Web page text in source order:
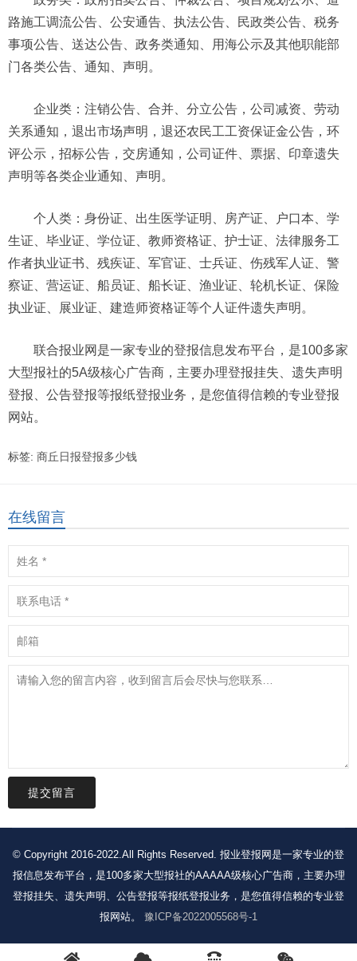
路施工调流公告、公安通告、执法公告、民政类公告、税务
事项公告、送达公告、政务类通知、用海公示及其他职能部
门各类公告、通知、声明。
企业类：注销公告、合并、分立公告，公司减资、劳动
关系通知，退出市场声明，退还农民工工资保证金公告，环
评公示，招标公告，交房通知，公司证件、票据、印章遗失
声明等各类企业通知、声明。
个人类：身份证、出生医学证明、房产证、户口本、学
生证、毕业证、学位证、教师资格证、护士证、法律服务工
作者执业证书、残疾证、军官证、士兵证、伤残军人证、警
察证、营运证、船员证、船长证、渔业证、轮机长证、保险
执业证、展业证、建造师资格证等个人证件遗失声明。
联合报业网是一家专业的登报信息发布平台，是100多家
大型报社的5A级核心广告商，主要办理登报挂失、遗失声明
登报、公告登报等报纸登报业务，是您值得信赖的专业登报
网站。
标签: 商丘日报登报多少钱
在线留言
提交留言
© Copyright 2016-2022.All Rights Reserved. 报业登报网是一家专业的登
报信息发布平台，是100多家大型报社的AAAAA级核心广告商，主要办理
登报挂失、遗失声明、公告登报等报纸登报业务，是您值得信赖的专业登
报网站。 豫ICP备2022005568号-1